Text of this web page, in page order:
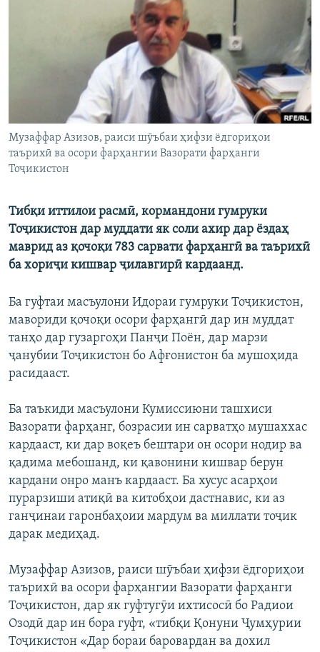
Ҳамаи сомонаҳои RFE/RL
Музаффар Азизов, раиси шӯъбаи ҳифзи ёдгориҳои
таърихӣ ва осори фарҳангии Вазорати фарҳанги
Тоҷикистон
Тибқи иттилои расмӣ, кормандони гумруки
Тоҷикистон дар муддати як соли ахир дар ёздаҳ
маврид аз қочоқи 783 сарвати фарҳангӣ ва таърихӣ
ба хориҷи кишвар ҷилавгирӣ кардаанд.
Ба гуфтаи масъулони Идораи гумруки Тоҷикистон,
мавориди қочоқи осори фарҳангӣ дар ин муддат
танҳо дар гузаргоҳи Панҷи Поён, дар марзи
ҷанубии Тоҷикистон бо Афғонистон ба мушоҳида
расидааст.
Ба таъкиди масъулони Кумиссиюни ташхиси
Вазорати фарҳанг, бозрасии ин сарватҳо мушаххас
кардааст, ки дар воқеъ бештари он осори нодир ва
қадима мебошанд, ки қавонини кишвар берун
кардани онро манъ кардааст. Ба хусус асарҳои
пурарзиши атиқӣ ва китобҳои дастнавис, ки аз
ганҷинаи гаронбаҳоии мардум ва миллати тоҷик
дарак медиҳад.
Музаффар Азизов, раиси шӯъбаи ҳифзи ёдгориҳои
таърихӣ ва осори фарҳангии Вазорати фарҳанги
Тоҷикистон, дар як гуфтугӯи ихтисосӣ бо Радиои
Озодӣ дар ин бора гуфт, «тибқи Қонуни Ҷумҳурии
Тоҷикистон «Дар бораи баровардан ва дохил